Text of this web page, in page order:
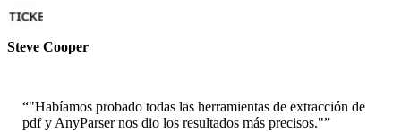
Steve Cooper
“"Habíamos probado todas las herramientas de extracción de
pdf y AnyParser nos dio los resultados más precisos."”